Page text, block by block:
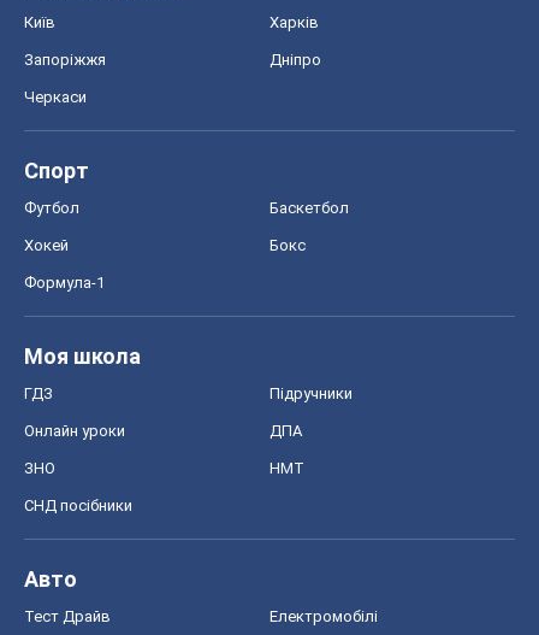
Київ Харків
Запоріжжя Дніпро
Черкаси
Спорт
Футбол Баскетбол
Хокей Бокс
Формула-1
Моя школа
ГДЗ Підручники
Онлайн уроки ДПА
ЗНО НМТ
СНД посібники
Авто
Тест Драйв Електромобілі